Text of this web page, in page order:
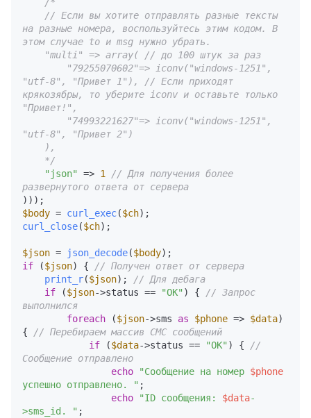
на разные номера, воспользуйтесь этим кодом. В
этом случае to и msg нужно убрать.
"utf-8", "Привет 1"), // Если приходят
крякозябры, то уберите iconv и оставьте только
"Привет!",
"utf-8", "Привет 2")
    */
"json"
=> 1
// Для получения более
развернутого ответа от сервера
$body = curl_exec($ch
curl_close($ch);
$json = json_decode($body
if ($json) {
// Получен ответ от сервера
print_r($json);
// Для дебага
if ($json->status == "OK" ) {
// Запрос
выполнился
foreach ($json->sms as $phone => $data)
{
// Перебираем массив СМС сообщений
if ($data->status == "OK" ) {
//
Сообщение отправлено
echo
"Сообщение на номер $phone
успешно отправлено. " ;
echo
"ID сообщения: $data-
>sms_id. " ;